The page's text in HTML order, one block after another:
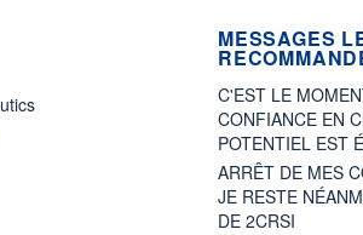
MESSAGES
C'EST LE
CONFIANCE EN
POTENTIEL EST
ARRÊT DE MES
JE RESTE
DE 2CRSI